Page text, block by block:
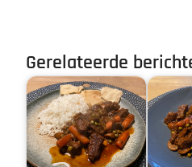
Gerelateerde